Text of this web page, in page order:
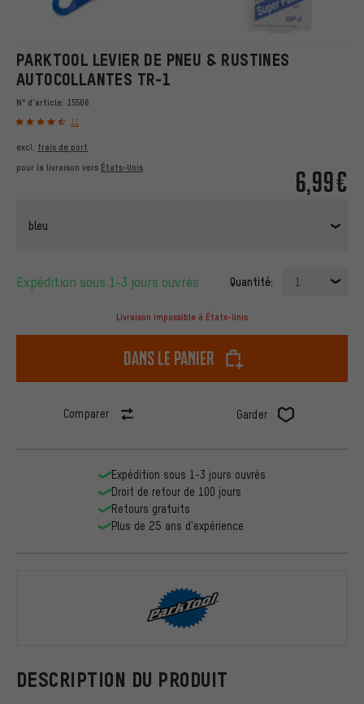
PARKTOOL LEVIER DE PNEU & RUSTINES
AUTOCOLLANTES TR-1
N° d'article: 15506
11
6,99€
excl. frais de port
pour la livraison vers États-Unis
bleu
Expédition sous 1-3 jours ouvrés Quantité: 1
Livraison impossible à États-Unis
dans le panier
Comparer Garder
DESCRIPTION DU PRODUIT
Expédition sous 1-3 jours ouvrés
Droit de retour de 100 jours
Retours gratuits
Plus de 25 ans d'expérience